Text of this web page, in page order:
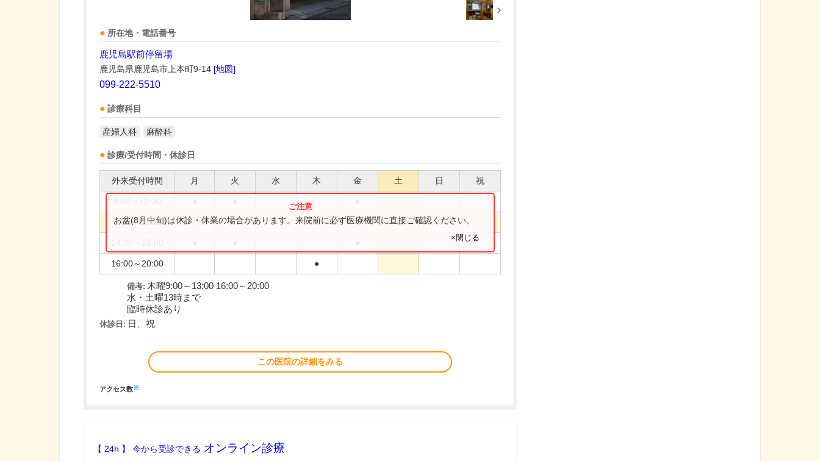
所在地・電話番号
鹿児島駅前停留場
鹿児島県鹿児島市上本町9-14 [地図]
099-222-5510
診療科目
産婦人科 麻酔科
診療/受付時間・休診日
外来受付時間 月 火 水 木 金 土 日 祝
9:00～13:00 ● ● ●
16:00～20:00 ●
お盆(8月中旬)は休診・休業の場合があります。来院前に必ず医療機関に直接ご確認ください。
×閉じる
備考: 木曜9:00～13:00 16:00～20:00
水・土曜13時まで
臨時休診あり
休診日: 日、祝
この医院の詳細をみる
アクセス数※
【 24h 】 今から受診できる オンライン診療